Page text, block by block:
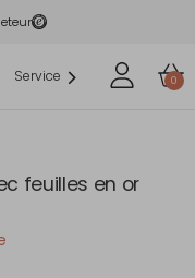
Service 0
feuilles en or